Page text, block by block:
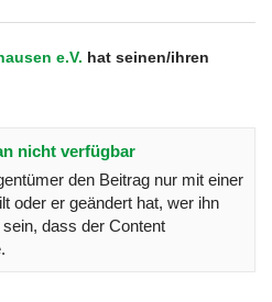
e.V. hat seinen/ihren
nicht verfügbar
den Beitrag nur mit einer
oder er geändert hat, wer ihn
dass der Content